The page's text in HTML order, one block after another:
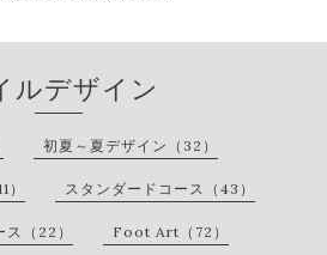
ルデザイン
初夏～夏デザイン（32）
スタンダードコース（43）
（22） Foot Art（72）